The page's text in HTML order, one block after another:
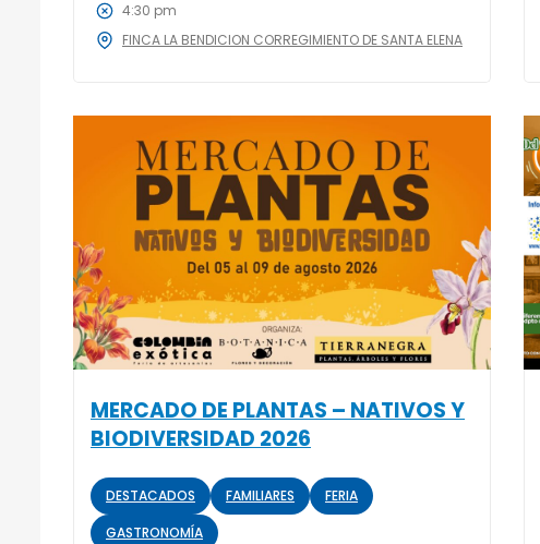
4:30 pm
FINCA LA BENDICION CORREGIMIENTO DE SANTA ELENA
MERCADO DE PLANTAS – NATIVOS Y
BIODIVERSIDAD 2026
DESTACADOS FAMILIARES
FERIA
GASTRONOMÍA